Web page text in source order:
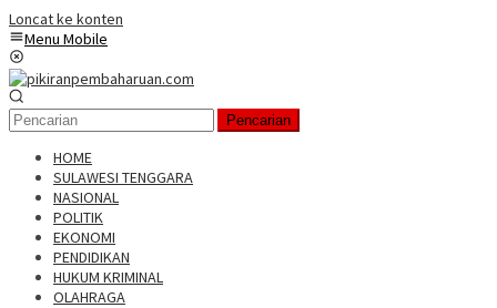
Loncat ke konten
Menu Mobile
Pencarian
HOME
SULAWESI TENGGARA
NASIONAL
POLITIK
EKONOMI
PENDIDIKAN
HUKUM KRIMINAL
OLAHRAGA